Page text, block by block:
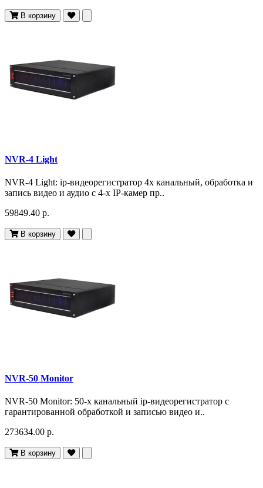
В корзину
NVR-4 Light
NVR-4 Light: ip-видеорегистратор 4х канальный, обработка и
запись видео и аудио с 4-х IP-камер пр..
59849.40 р.
В корзину
NVR-50 Monitor
NVR-50 Monitor: 50-х канальный ip-видеорегистратор с
гарантированной обработкой и записью видео и..
273634.00 р.
В корзину